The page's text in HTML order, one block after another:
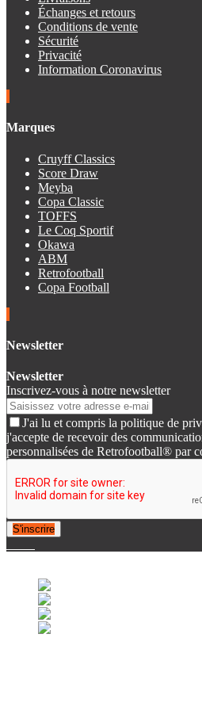
Échanges et retours
Conditions de vente
Sécurité
Privacité
Information Coronavirus
Marques
Cruyff Classics
Score Draw
Meyba
Copa Classic
TOFFS
Le Coq Sportif
Okawa
ABM
Retrofootball
Copa Football
Newsletter
Newsletter
Inscrivez-vous à notre newsletter
J'ai lu et compris la politique de
j'accepte de recevoir des
personnalisées de Retrofootball® par
S'inscrire